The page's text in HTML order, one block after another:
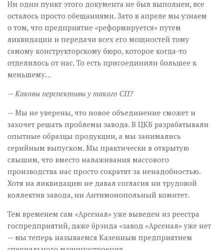
Ни один пункт этого документа не был выполнен, все
осталось просто обещаниями. Зато в апреле мы узнаем
о том, что предприятие «реформируется» путем
ликвидации и передачи всех его мощностей тому
самому конструкторскому бюро, которое когда-то
отделилось от нас. То есть присоединили большее к
меньшему…
— Каковы перспективы у такого СП?
— Мы не уверены, что новое объединение сможет и
захочет решать проблемы завода. В ЦКБ разрабатывали
опытные образцы продукции, а мы занимались
серийным выпуском. Мы практически в открытую
слышим, что вместо налаживания массового
производства нас просто сократят за ненадобностью.
Хотя на ликвидацию не давал согласия ни трудовой
коллектив завода, ни Антимонопольный комитет.
Тем временем сам «Арсенал» уже выведен из реестра
госпредприятий, даже брэнда «завод «Арсенал» уже нет
— мы теперь называемся Казенным предприятием